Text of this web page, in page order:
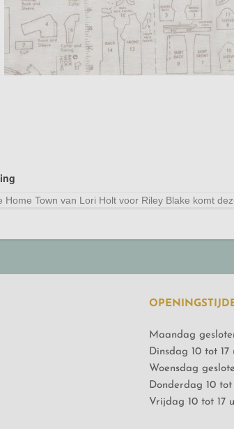
Home Town van Lori Holt voor Riley Blake komt
Maandag
Dinsdag 10 tot 17
Woensdag
Donderdag 10 tot
Vrijdag 10 tot 17